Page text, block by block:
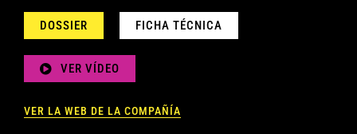
DOSSIER FICHA TÉCNICA
VER VÍDEO
VER LA WEB DE LA COMPAÑÍA